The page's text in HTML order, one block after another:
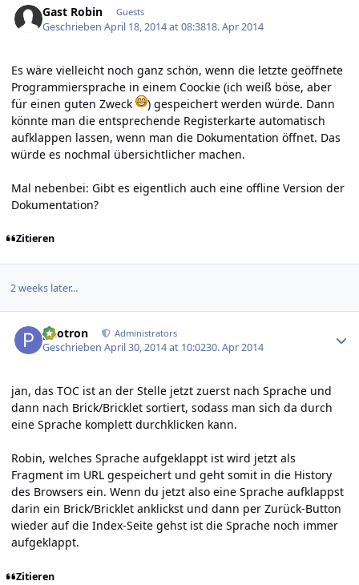
Gast Robin Guests
GeschriebenApril 18, 2014 at 08:3818. Apr 2014
Es wäre vielleicht noch ganz schön, wenn die letzte geöffnete
Programmiersprache in einem Coockie (ich weiß böse, aber
für einen guten Zweck
) gespeichert werden würde. Dann
könnte man die entsprechende Registerkarte automatisch
aufklappen lassen, wenn man die Dokumentation öffnet. Das
würde es nochmal übersichtlicher machen.
Mal nebenbei: Gibt es eigentlich auch eine offline Version der
Dokumentation?
Zitieren
2 weeks later...
photron Administrators
GeschriebenApril 30, 2014 at 10:0230. Apr 2014
jan, das TOC ist an der Stelle jetzt zuerst nach Sprache und
dann nach Brick/Bricklet sortiert, sodass man sich da durch
eine Sprache komplett durchklicken kann.
Robin, welches Sprache aufgeklappt ist wird jetzt als
Fragment im URL gespeichert und geht somit in die History
des Browsers ein. Wenn du jetzt also eine Sprache aufklappst
darin ein Brick/Bricklet anklickst und dann per Zurück-Button
wieder auf die Index-Seite gehst ist die Sprache noch immer
aufgeklappt.
Zitieren